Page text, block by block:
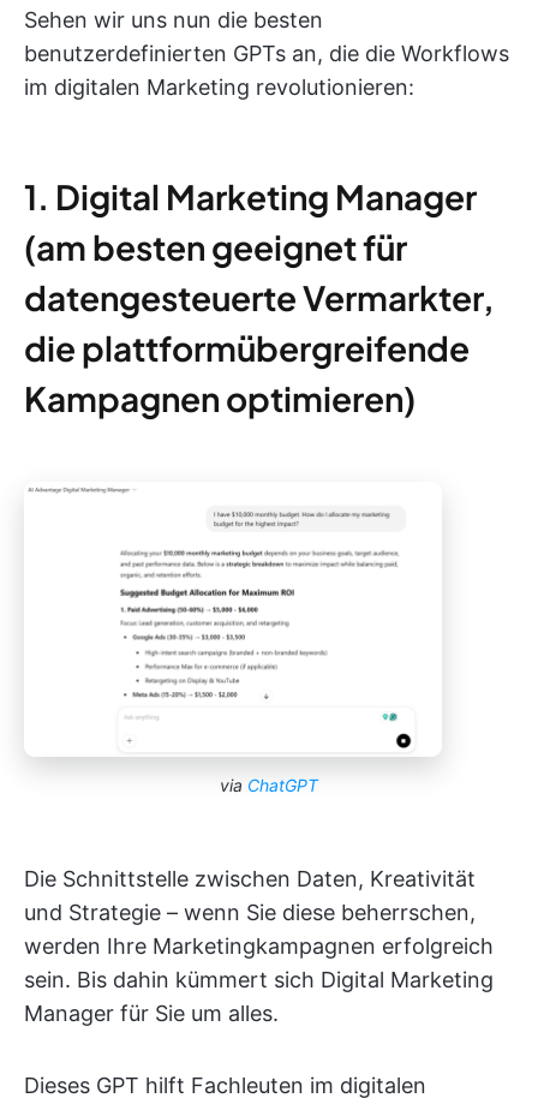
Sehen wir uns nun die besten
benutzerdefinierten GPTs an, die die Workflows
im digitalen Marketing revolutionieren:
1. Digital Marketing Manager
(am besten geeignet für
datengesteuerte Vermarkter,
die plattformübergreifende
Kampagnen optimieren)
via ChatGPT
Die Schnittstelle zwischen Daten, Kreativität
und Strategie – wenn Sie diese beherrschen,
werden Ihre Marketingkampagnen erfolgreich
sein. Bis dahin kümmert sich Digital Marketing
Manager für Sie um alles.
Dieses GPT hilft Fachleuten im digitalen